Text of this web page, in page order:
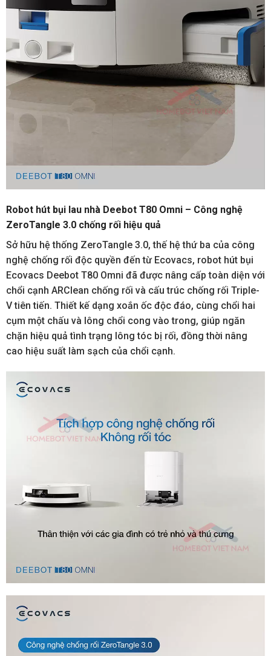
Robot hút bụi lau nhà Deebot T80 Omni – Công nghệ
ZeroTangle 3.0 chống rối hiệu quả
Sở hữu hệ thống ZeroTangle 3.0, thế hệ thứ ba của công
nghệ chống rối độc quyền đến từ Ecovacs, robot hút bụi
Ecovacs Deebot T80 Omni đã được nâng cấp toàn diện với
chổi cạnh ARClean chống rối và cấu trúc chống rối Triple-
V tiên tiến. Thiết kế dạng xoắn ốc độc đáo, cùng chổi hai
cụm một chấu và lông chổi cong vào trong, giúp ngăn
chặn hiệu quả tình trạng lông tóc bị rối, đồng thời nâng
cao hiệu suất làm sạch của chổi cạnh.